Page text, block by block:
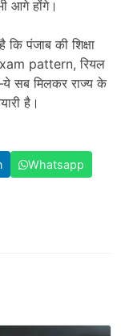
आगे होंगे।
पंजाब की शिक्षा
pattern, रियल
सब मिलकर राज्य के
है।
Whatsapp